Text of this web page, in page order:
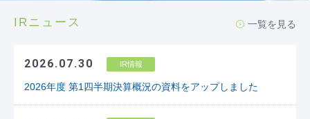
IRニュース 一覧を見る
2026.07.30 IR情報
2026年度 第1四半期決算概況の資料をアップしました